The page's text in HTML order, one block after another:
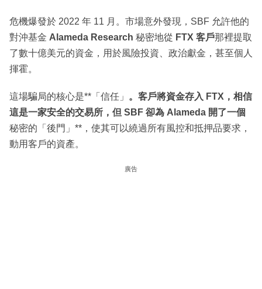
危機爆發於 2022 年 11 月。市場意外發現，SBF 允許他的
對沖基金 Alameda Research 秘密地從 FTX 客戶那裡提取
了數十億美元的資金，用於風險投資、政治獻金，甚至個人
揮霍。
這場騙局的核心是**「信任」 。客戶將資金存入 FTX，相信
這是一家安全的交易所，但 SBF 卻為 Alameda 開了一個
秘密的「後門」**，使其可以繞過所有風控和抵押品要求，
動用客戶的資產。
廣告